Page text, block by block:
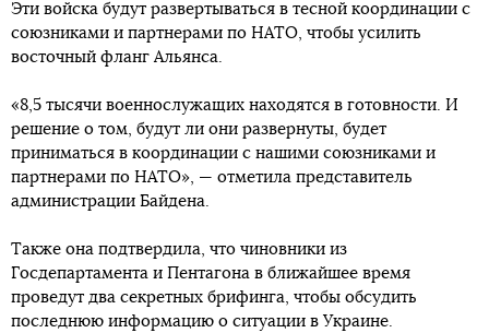
Эти войска будут развертываться в тесной координации с
союзниками и партнерами по НАТО, чтобы усилить
восточный фланг Альянса.
«8,5 тысячи военнослужащих находятся в готовности. И
решение о том, будут ли они развернуты, будет
приниматься в координации с нашими союзниками и
партнерами по НАТО», — отметила представитель
администрации Байдена.
Также она подтвердила, что чиновники из
Госдепартамента и Пентагона в ближайшее время
проведут два секретных брифинга, чтобы обсудить
последнюю информацию о ситуации в Украине.